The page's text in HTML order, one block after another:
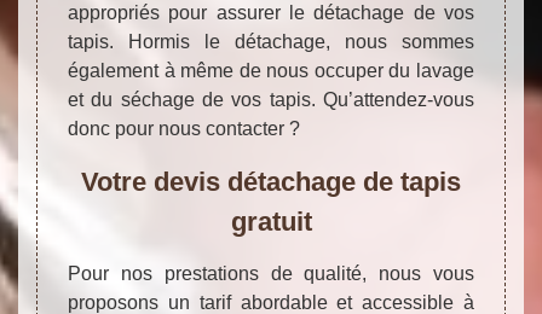
appropriés pour assurer le détachage de vos
tapis. Hormis le détachage, nous sommes
également à même de nous occuper du lavage
et du séchage de vos tapis. Qu’attendez-vous
donc pour nous contacter ?
Votre devis détachage de tapis
gratuit
Pour nos prestations de qualité, nous vous
proposons un tarif abordable et accessible à